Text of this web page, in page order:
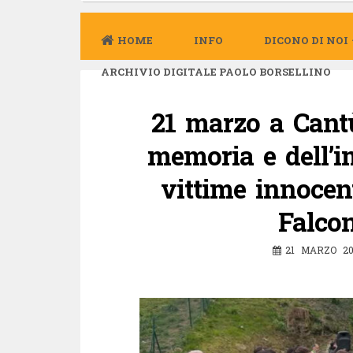
HOME INFO DICONO DI NOI
ARCHIVIO DIGITALE PAOLO BORSELLINO
21 marzo a
memoria e
vittime
21 MARZO